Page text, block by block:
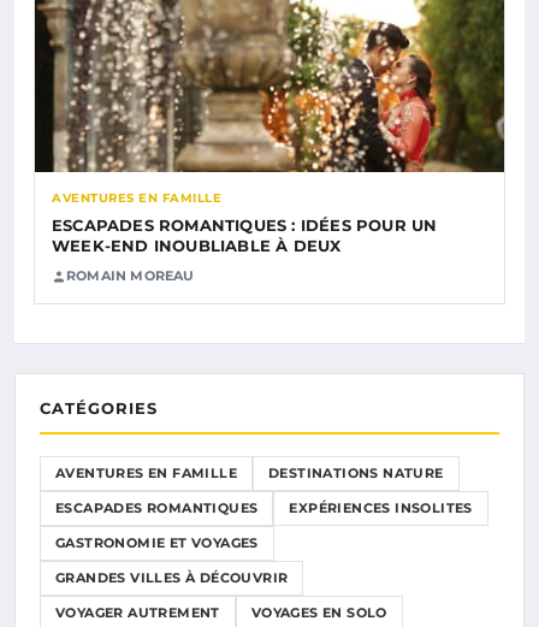
AVENTURES EN FAMILLE
ESCAPADES ROMANTIQUES : IDÉES POUR UN
WEEK-END INOUBLIABLE À DEUX
ROMAIN MOREAU
CATÉGORIES
AVENTURES EN FAMILLE DESTINATIONS NATURE
ESCAPADES ROMANTIQUES EXPÉRIENCES INSOLITES
GASTRONOMIE ET VOYAGES
GRANDES VILLES À DÉCOUVRIR
VOYAGER AUTREMENT VOYAGES EN SOLO